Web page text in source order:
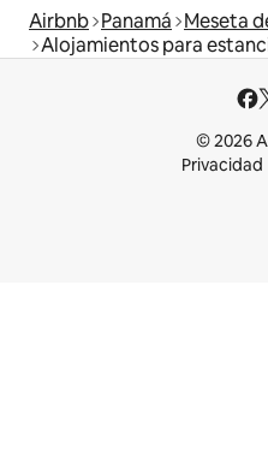
Airbnb Panamá Meseta
Alojamientos para
© 2026
Privacidad